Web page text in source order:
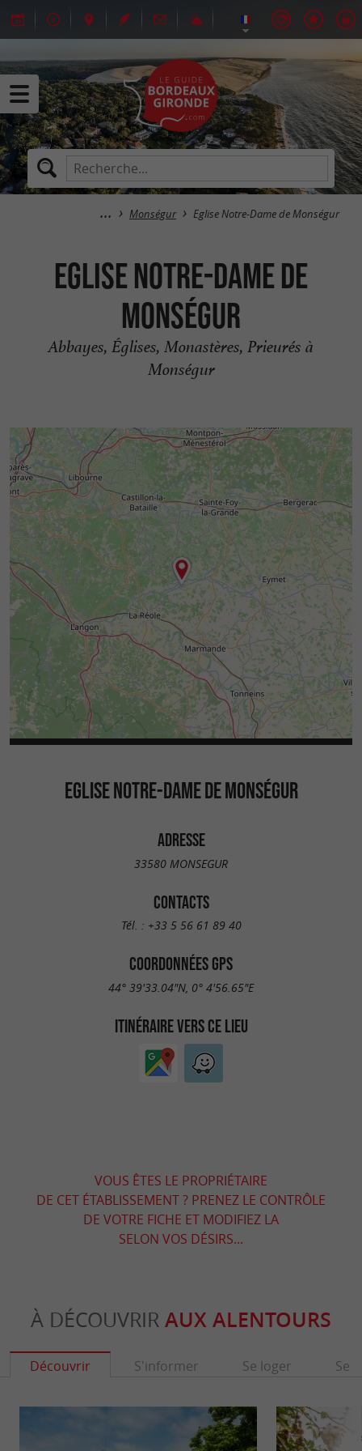
Monségur Eglise Notre-Dame de Monségur
Eglise Notre-Dame de
Monségur
Abbayes, Églises, Monastères, Prieurés à
Monségur
EGLISE NOTRE-DAME DE MONSÉGUR
ADRESSE
33580 MONSEGUR
CONTACTS
Tél. : +33 5 56 61 89 40
COORDONNÉES GPS
44° 39'33.04"N, 0° 4'56.65"E
ITINÉRAIRE VERS CE LIEU
VOUS ÊTES LE PROPRIÉTAIRE
DE CET ÉTABLISSEMENT ? PRENEZ LE CONTRÔLE
DE VOTRE FICHE ET MODIFIEZ LA
SELON VOS DÉSIRS...
À DÉCOUVRIR AUX ALENTOURS
Découvrir S'informer Se loger Se